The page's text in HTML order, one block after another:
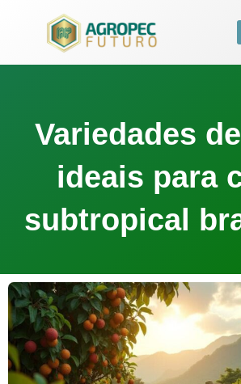
conteúdo
Variedades
ideais para
subtropical